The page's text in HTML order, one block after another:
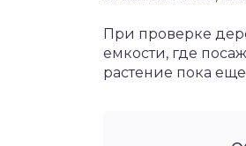
При проверке
емкости, где
растение пока